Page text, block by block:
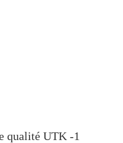
qualité UTK -1